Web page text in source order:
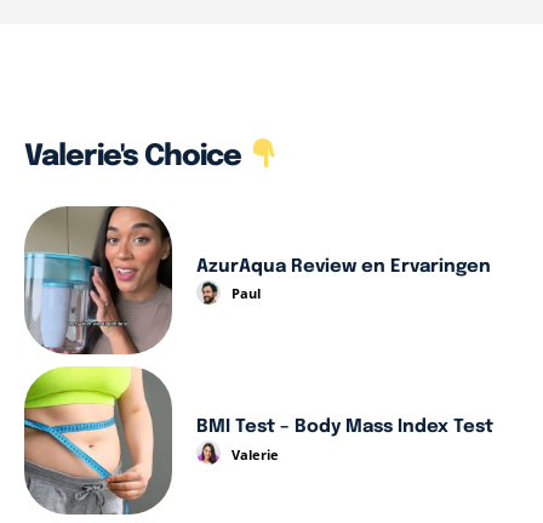
Valerie's Choice
AzurAqua Review en Ervaringen
Paul
BMI Test – Body Mass Index Test
Valerie